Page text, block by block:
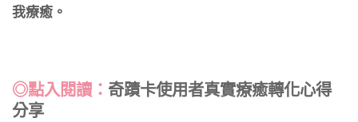
我療癒。
◎點入閱讀： 奇蹟卡使用者真實療癒轉化心得
分享